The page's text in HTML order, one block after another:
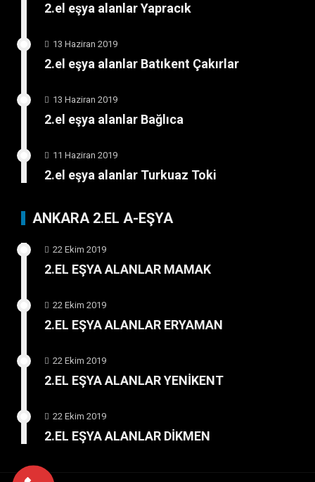
2.el eşya alanlar Yapracık
13 Haziran 2019
2.el eşya alanlar Batıkent Çakırlar
13 Haziran 2019
2.el eşya alanlar Bağlıca
11 Haziran 2019
2.el eşya alanlar Turkuaz Toki
ANKARA 2.EL A-EŞYA
22 Ekim 2019
2.EL EŞYA ALANLAR MAMAK
22 Ekim 2019
2.EL EŞYA ALANLAR ERYAMAN
22 Ekim 2019
2.EL EŞYA ALANLAR YENİKENT
22 Ekim 2019
2.EL EŞYA ALANLAR DİKMEN